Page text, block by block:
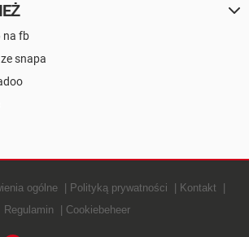
na fb
snapa
ogólne Polityką prywatności
Kontakt
Regulamin
Cookiebeheer